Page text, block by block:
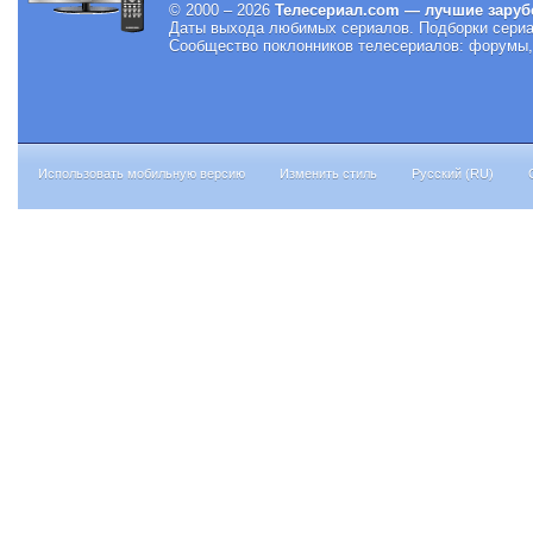
© 2000 – 2026 Телесериал.com — лучшие
Даты выхода любимых сериалов. Подборки
Сообщество поклонников телесериалов:
Использовать мобильную версию Изменить стиль Русский (RU)